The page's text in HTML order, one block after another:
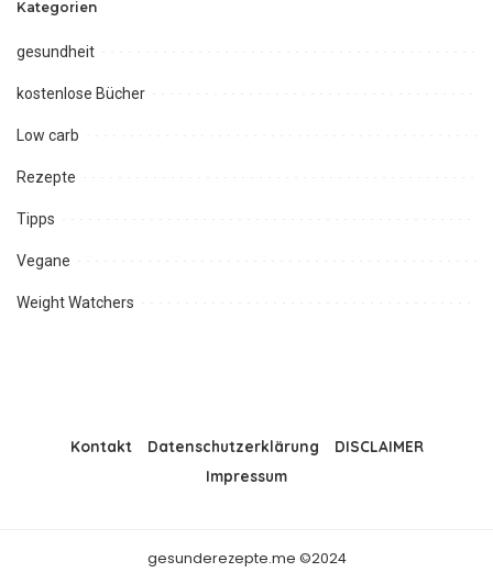
Kategorien
gesundheit
kostenlose Bücher
Low carb
Rezepte
Tipps
Vegane
Weight Watchers
Kontakt Datenschutzerklärung
DISCLAIMER
Impressum
gesunderezepte.me ©2024